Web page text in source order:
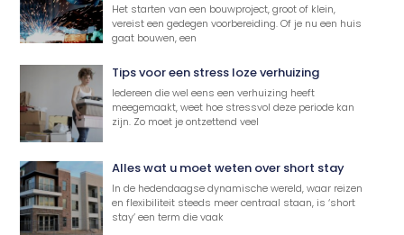
Het starten van een bouwproject, groot of klein,
vereist een gedegen voorbereiding. Of je nu een huis
gaat bouwen, een
Tips voor een stress loze verhuizing
Iedereen die wel eens een verhuizing heeft
meegemaakt, weet hoe stressvol deze periode kan
zijn. Zo moet je ontzettend veel
Alles wat u moet weten over short stay
In de hedendaagse dynamische wereld, waar reizen
en flexibiliteit steeds meer centraal staan, is ‘short
stay’ een term die vaak